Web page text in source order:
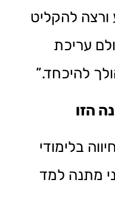
להקליט
עריכת
להיכחד.”
הזו
בלימודי
מתנה למד